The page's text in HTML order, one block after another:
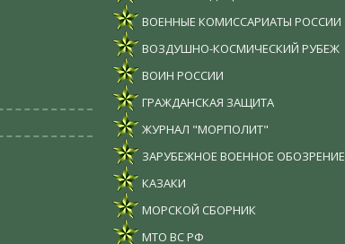
ВОЕННЫЕ КОМИССАРИАТЫ РОССИИ
ВОЗДУШНО-КОСМИЧЕСКИЙ РУБЕЖ
ВОИН РОССИИ
ГРАЖДАНСКАЯ ЗАЩИТА
ЖУРНАЛ "МОРПОЛИТ"
ЗАРУБЕЖНОЕ ВОЕННОЕ ОБОЗРЕНИЕ
КАЗАКИ
МОРСКОЙ СБОРНИК
МТО ВС РФ